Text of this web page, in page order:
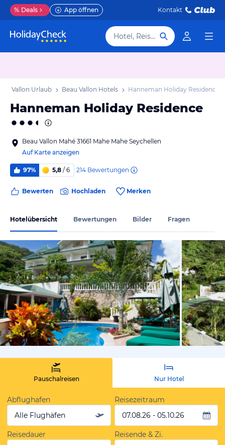
% Deals App öffnen Kontakt
Hotel, Reiseziel
Vallon Urlaub Beau Vallon Hotels Hanneman Holiday Residence
Hanneman Holiday Residence
Beau Vallon Mahé 31661 Mahe Mahe Seychellen
Auf Karte anzeigen
97% 5,8 / 6 214 Bewertungen
Bewerten Hochladen Merken
Hotelübersicht Bewertungen Bilder Fragen
vom
Pauschalreisen Nur Hotel
Abflughafen
Alle Flughäfen
Reisezeitraum
07.08.26 - 05.10.26
Reisedauer
Reisende & Zi.